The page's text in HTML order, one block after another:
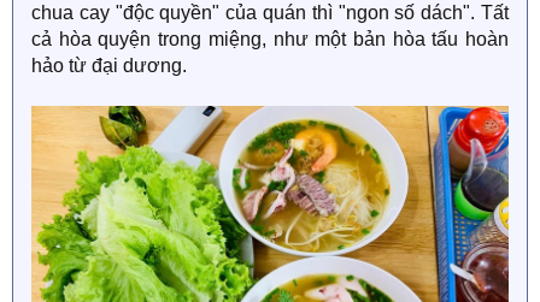
chua cay "độc quyền" của quán thì "ngon số dách". Tất
cả hòa quyện trong miệng, như một bản hòa tấu hoàn
hảo từ đại dương.